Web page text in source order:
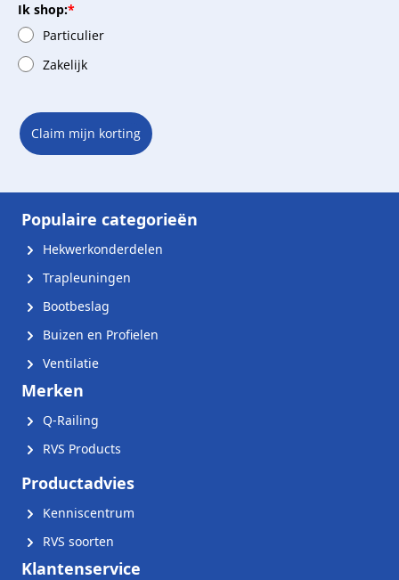
Ik shop:*
Particulier
Zakelijk
Claim mijn korting
Populaire categorieën
Hekwerkonderdelen
Trapleuningen
Bootbeslag
Buizen en Profielen
Ventilatie
Merken
Q-Railing
RVS Products
Productadvies
Kenniscentrum
RVS soorten
Klantenservice